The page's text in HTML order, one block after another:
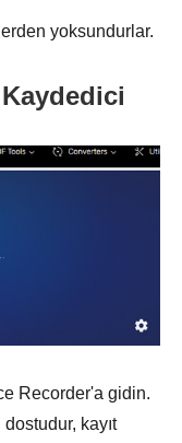
yoksundurlar.
Recorder'a gidin.
kayıt